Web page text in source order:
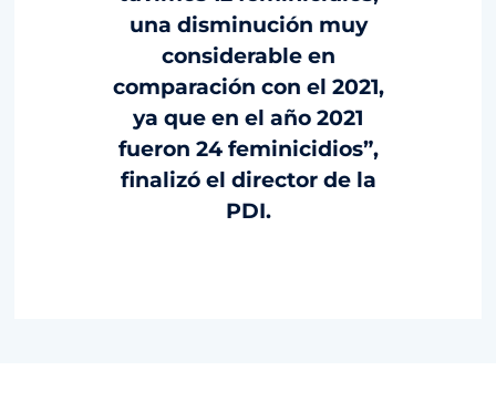
una disminución muy
considerable en
comparación con el 2021,
ya que en el año 2021
fueron 24 feminicidios”,
finalizó el director de la
PDI.